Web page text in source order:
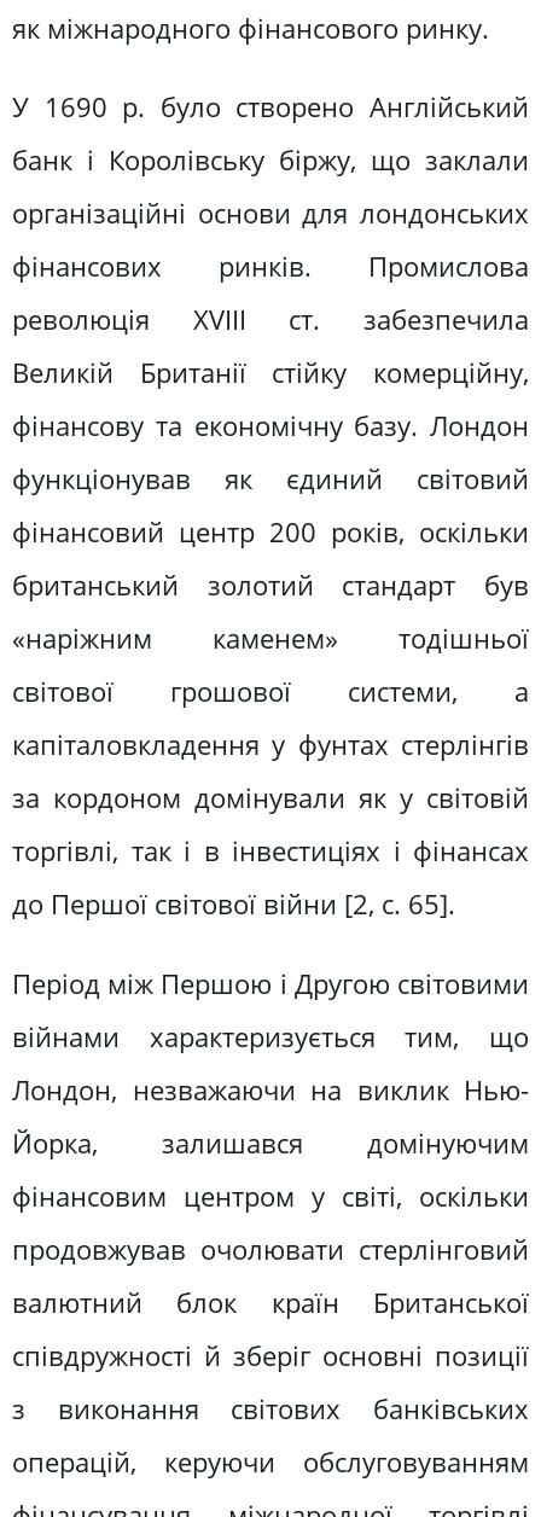
як міжнародного фінансового ринку.
У 1690 р. було створено Англійський
банк і Королівську біржу, що заклали
організаційні основи для лондонських
фінансових ринків. Промислова
революція XVIII ст. забезпечила
Великій Британії стійку комерційну,
фінансову та економічну базу. Лондон
функціонував як єдиний світовий
фінансовий центр 200 років, оскільки
британський золотий стандарт був
«наріжним каменем» тодішньої
світової грошової системи, а
капіталовкладення у фунтах стерлінгів
за кордоном домінували як у світовій
торгівлі, так і в інвестиціях і фінансах
до Першої світової війни [2, с. 65].
Період між Першою і Другою світовими
війнами характеризується тим, що
Лондон, незважаючи на виклик Нью-
Йорка, залишався домінуючим
фінансовим центром у світі, оскільки
продовжував очолювати стерлінговий
валютний блок країн Британської
співдружності й зберіг основні позиції
з виконання світових банківських
операцій, керуючи обслуговуванням